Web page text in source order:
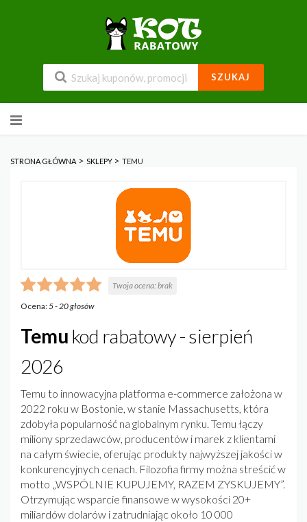
SZUKAJ
do
STRONA GŁÓWNA > SKLEPY > TEMU
Twoja ocena:brak
Ocena:5-20głosów
Temu kod rabatowy - sierpień
2026
Temu to innowacyjna platforma e-commerce założona w
2022 roku w Bostonie, w stanie Massachusetts, która
zdobyła popularność na globalnym rynku. Temu łączy
miliony sprzedawców, producentów i marek z klientami
na całym świecie, oferując produkty najwyższej jakości w
konkurencyjnych cenach. Filozofia firmy można streścić w
motto „WSPÓLNIE KUPUJEMY, RAZEM ZYSKUJEMY”.
Otrzymując wsparcie finansowe w wysokości 20+
miliardów dolarów i zatrudniając około 10 000